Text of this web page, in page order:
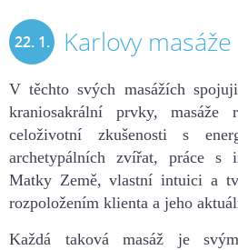
22. 1.
2019
Karlovy masáže
V těchto svých masážích
kraniosakrální prvky, masáže
celoživotní zkušenosti s
archetypálních zvířat, práce s
Matky Země, vlastní intuici a
rozpoložením klienta a jeho
Každá taková masáž je